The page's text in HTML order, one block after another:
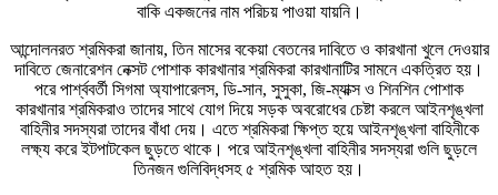
বাকি একজনের নাম পরিচয় পাওয়া যায়নি।
আন্দোলনরত শ্রমিকরা জানায়, তিন মাসের বকেয়া বেতনের দাবিতে ও কারখানা খুলে দেওয়ার
দাবিতে জেনারেশন নেক্সট পোশাক কারখানার শ্রমিকরা কারখানাটির সামনে একত্রিত হয়।
পরে পার্শ্ববর্তী সিগমা অ্যাপারেলস, ডি-সান, সুসুকা, জি-ম্যাক্স ও শিনশিন পোশাক
কারখানার শ্রমিকরাও তাদের সাথে যোগ দিয়ে সড়ক অবরোধের চেষ্টা করলে আইনশৃঙ্খলা
বাহিনীর সদস্যরা তাদের বাঁধা দেয়। এতে শ্রমিকরা ক্ষিপ্ত হয়ে আইনশৃঙ্খলা বাহিনীকে
লক্ষ্য করে ইটপাটকেল ছুড়তে থাকে। পরে আইনশৃঙ্খলা বাহিনীর সদস্যরা গুলি ছুড়লে
তিনজন গুলিবিদ্ধসহ ৫ শ্রমিক আহত হয়।